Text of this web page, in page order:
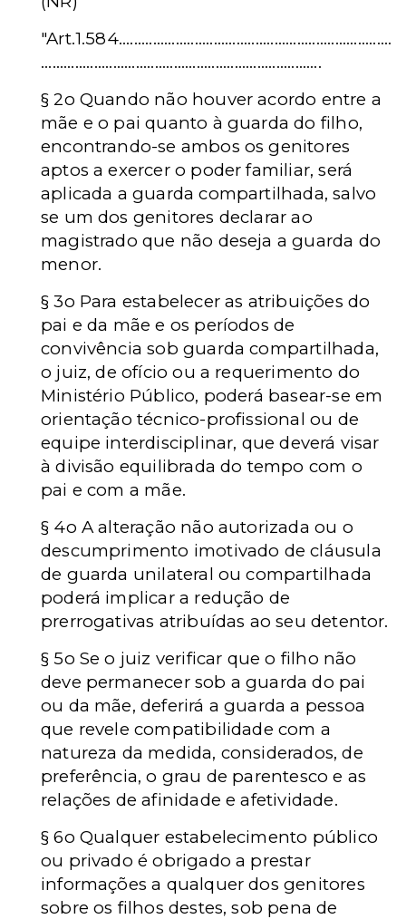
"Art.1.584........................................................................
..........................................................................
§ 2o Quando não houver acordo entre a
mãe e o pai quanto à guarda do filho,
encontrando-se ambos os genitores
aptos a exercer o poder familiar, será
aplicada a guarda compartilhada, salvo
se um dos genitores declarar ao
magistrado que não deseja a guarda do
menor.
§ 3o Para estabelecer as atribuições do
pai e da mãe e os períodos de
convivência sob guarda compartilhada,
o juiz, de ofício ou a requerimento do
Ministério Público, poderá basear-se em
orientação técnico-profissional ou de
equipe interdisciplinar, que deverá visar
à divisão equilibrada do tempo com o
pai e com a mãe.
§ 4o A alteração não autorizada ou o
descumprimento imotivado de cláusula
de guarda unilateral ou compartilhada
poderá implicar a redução de
prerrogativas atribuídas ao seu detentor.
§ 5o Se o juiz verificar que o filho não
deve permanecer sob a guarda do pai
ou da mãe, deferirá a guarda a pessoa
que revele compatibilidade com a
natureza da medida, considerados, de
preferência, o grau de parentesco e as
relações de afinidade e afetividade.
§ 6o Qualquer estabelecimento público
ou privado é obrigado a prestar
informações a qualquer dos genitores
sobre os filhos destes, sob pena de